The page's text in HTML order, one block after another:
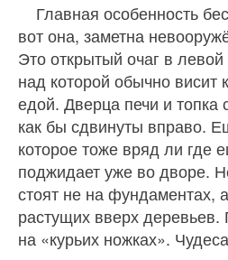
Главная особенность
вот она, заметна
Это открытый очаг в левой
над которой обычно висит
едой. Дверца печи и топка
как бы сдвинуты вправо.
которое тоже вряд ли где
поджидает уже во дворе.
стоят не на фундаментах,
растущих вверх
на «курьих ножках».